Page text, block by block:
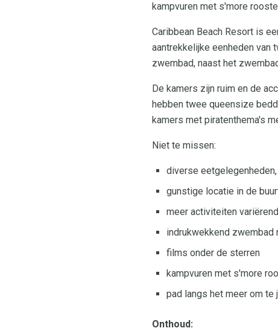
kampvuren met s'more
Caribbean Beach Resort is
aantrekkelijke eenheden van
zwembad, naast het
De kamers zijn ruim en de
hebben twee queensize
kamers met piratenthema's
Niet te missen:
diverse
gunstige locatie in de
meer activiteiten
indrukwekkend
films onder de sterren
kampvuren met s'more
pad langs het meer om
Onthoud: